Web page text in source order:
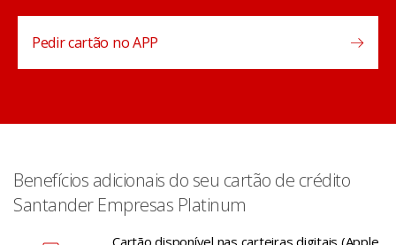
Pedir cartão no APP
Benefícios adicionais do seu cartão de crédito
Santander Empresas Platinum
Cartão disponível nas carteiras digitais (Apple